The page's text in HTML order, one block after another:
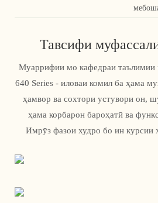
Тавсифи
Муаррифии мо кафедраи таълимии
640 Series - иловаи комил ба ҳама
ҳамвор ва сохтори устувори он,
ҳама корбарон бароҳатӣ ва
Имрӯз фазои худро бо ин курсии